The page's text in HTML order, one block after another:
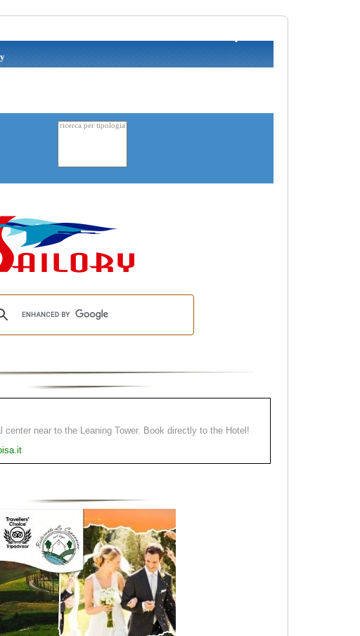
center near to the Leaning Tower. Book directly to the Hotel!